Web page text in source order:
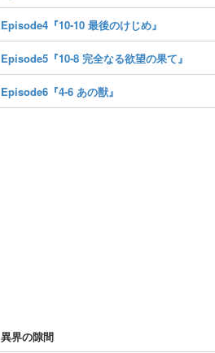
Episode4『10-10 最後のけじめ』
Episode5『10-8 完全なる欲望の果て』
Episode6『4-6 あの獣』
異界の隙間